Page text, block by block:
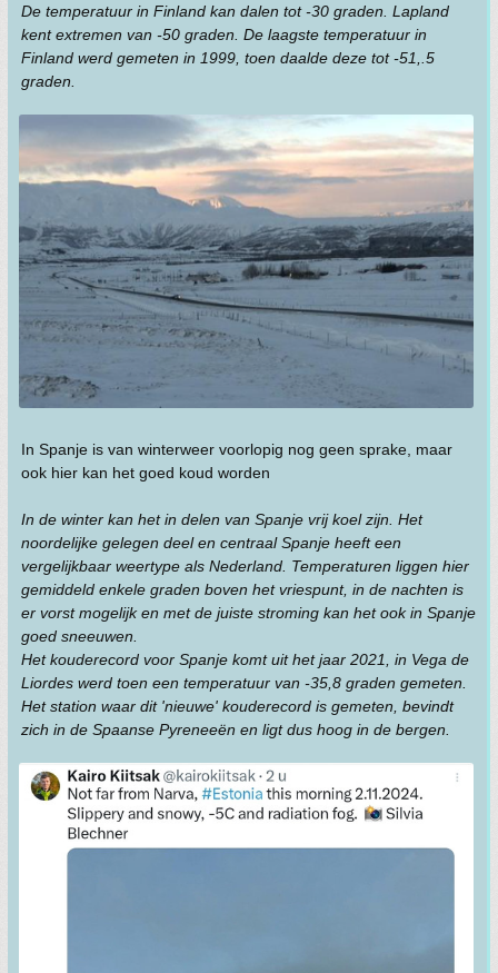
De temperatuur in Finland kan dalen tot -30 graden. Lapland
kent extremen van -50 graden. De laagste temperatuur in
Finland werd gemeten in 1999, toen daalde deze tot -51,.5
graden.
In Spanje is van winterweer voorlopig nog geen sprake, maar
ook hier kan het goed koud worden
In de winter kan het in delen van Spanje vrij koel zijn. Het
noordelijke gelegen deel en centraal Spanje heeft een
vergelijkbaar weertype als Nederland. Temperaturen liggen hier
gemiddeld enkele graden boven het vriespunt, in de nachten is
er vorst mogelijk en met de juiste stroming kan het ook in Spanje
goed sneeuwen.
Het kouderecord voor Spanje komt uit het jaar 2021, in Vega de
Liordes werd toen een temperatuur van -35,8 graden gemeten.
Het station waar dit 'nieuwe' kouderecord is gemeten, bevindt
zich in de Spaanse Pyreneeën en ligt dus hoog in de bergen.